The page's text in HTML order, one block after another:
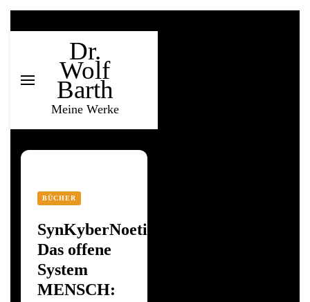
Dr.
Wolf
Barth
Meine Werke
BÜCHER
SynKyberNoetik.
Das offene
System
MENSCH: